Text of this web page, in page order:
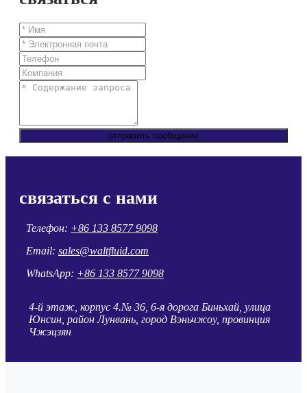
отправить сообщение
связаться с нами
Телефон: +86 133 8577 9098
Email: sales@waltfluid.com
WhatsApp: +86 133 8577 9098
4-й этаж, корпус 4.№ 36, 6-я дорога Биньхай, улица
Юнсин, район Лунвань, город Вэньчжоу, провинция
Чжэцзян